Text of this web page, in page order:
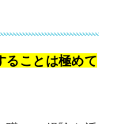
ることは極めて